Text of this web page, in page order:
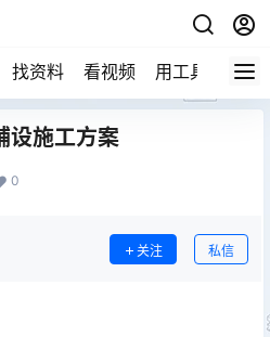
找资料 看视频 用工具 论技
设施工方案
0
关注 私信